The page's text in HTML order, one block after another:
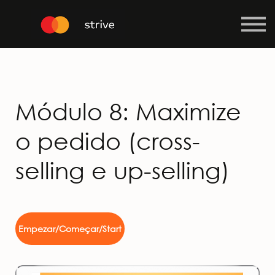
Iniciar sessão
Módulo 8: Maximize
o pedido (cross-
selling e up-selling)
Empezar/Começar/Start